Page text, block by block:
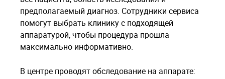
предполагаемый диагноз. Сотрудники сервиса
помогут выбрать клинику с подходящей
аппаратурой, чтобы процедура прошла
максимально информативно.
В центре проводят обследование на аппарате: